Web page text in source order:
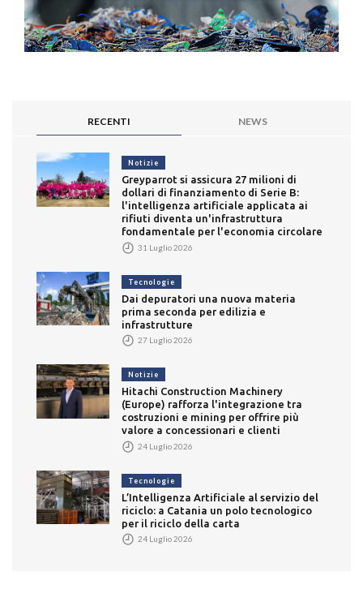
RECENTI NEWS
Notizie
Greyparrot si assicura 27 milioni di
dollari di finanziamento di Serie B:
l'intelligenza artificiale applicata ai
rifiuti diventa un'infrastruttura
fondamentale per l'economia circolare
31 Luglio 2026
Tecnologie
Dai depuratori una nuova materia
prima seconda per edilizia e
infrastrutture
27 Luglio 2026
Notizie
Hitachi Construction Machinery
(Europe) rafforza l'integrazione tra
costruzioni e mining per offrire più
valore a concessionari e clienti
24 Luglio 2026
Tecnologie
L’Intelligenza Artificiale al servizio del
riciclo: a Catania un polo tecnologico
per il riciclo della carta
24 Luglio 2026